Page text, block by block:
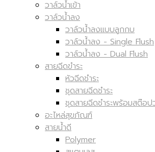
วาล์วน้ำเข้า
วาล์วน้ำลง
วาล์วน้ำลงแบบลูกกบ
วาล์วน้ำลง - Single Flush
วาล์วน้ำลง - Dual Flush
สายฉีดขำระ
หัวฉีดชำระ
ชุดสายฉีดชำระ
ชุดสายฉีดชำระพร้อมสต๊อป
อะไหล่สุขภัณฑ์
สายน้ำดี
Polymer